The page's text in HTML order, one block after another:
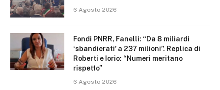
6 Agosto 2026
Fondi PNRR, Fanelli: “Da 8 miliardi
‘sbandierati’ a 237 milioni”. Replica di
Roberti e Iorio: “Numeri meritano
rispetto”
6 Agosto 2026